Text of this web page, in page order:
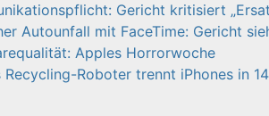
Gericht kritisiert
Autounfall mit FaceTime: Gericht
Apples Horrorwoche
Recycling-Roboter trennt iPhones in